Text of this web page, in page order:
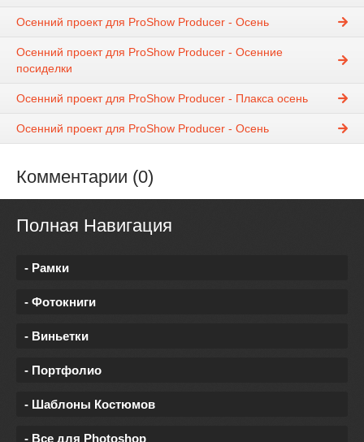
Осенний проект для ProShow Producer - Осень
Осенний проект для ProShow Producer - Осенние
посиделки
Осенний проект для ProShow Producer - Плакса осень
Осенний проект для ProShow Producer - Осень
Комментарии (0)
Полная Навигация
- Рамки
- Фотокниги
- Виньетки
- Портфолио
- Шаблоны Костюмов
- Все для Photoshop